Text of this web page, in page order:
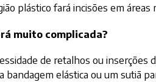
plástico fará incisões em
muito complicada?
de retalhos ou inserções
bandagem elástica ou um sutiã